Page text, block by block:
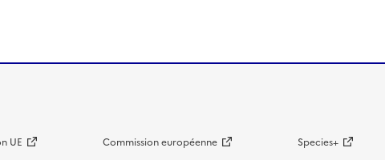
UE Commission européenne Species+